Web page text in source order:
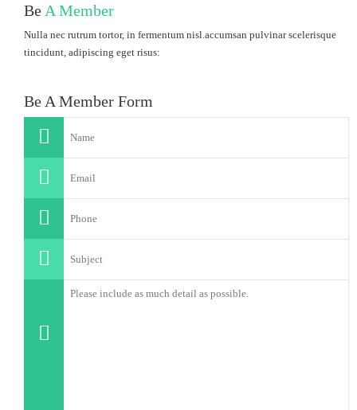
Be A Member
Nulla nec rutrum tortor, in fermentum nisl.accumsan pulvinar scelerisque
tincidunt, adipiscing eget risus:
Be A Member Form